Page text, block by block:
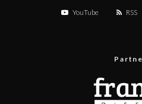
YouTube RSS